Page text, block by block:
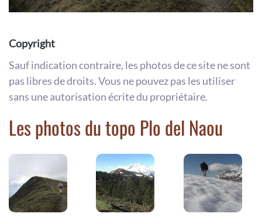
Copyright
Sauf indication contraire, les photos de ce site ne sont
pas libres de droits. Vous ne pouvez pas les utiliser
sans une autorisation écrite du propriétaire.
Les photos du topo Plo del Naou